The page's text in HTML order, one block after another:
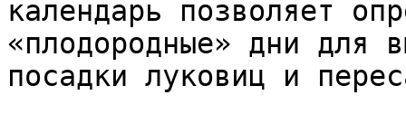
календарь позволяет
«плодородные» дни для
посадки луковиц и